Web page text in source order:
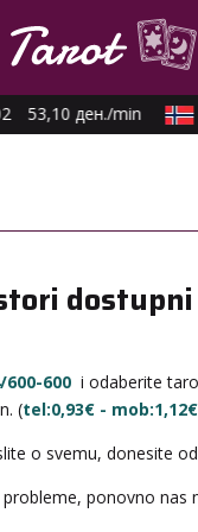
53,10 ден./min
600-600 i odaberite
(tel:0,93€ -
o svemu, donesite
ponovno